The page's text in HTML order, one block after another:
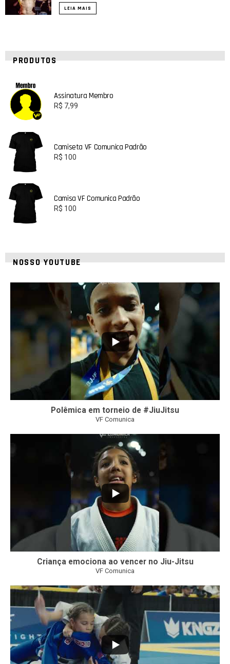
LEIA MAIS
PRODUTOS
Assinatura Membro
R$ 7,99
Camiseta VF Comunica Padrão
R$ 100
Camisa VF Comunica Padrão
R$ 100
NOSSO YOUTUBE
Polêmica em torneio de #JiuJitsu
VF Comunica
Criança emociona ao vencer no Jiu-Jitsu
VF Comunica
...